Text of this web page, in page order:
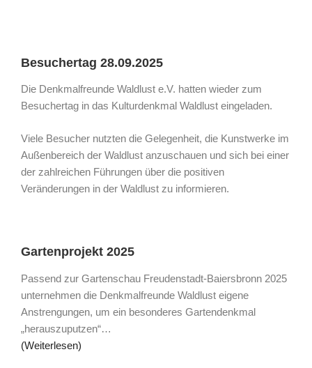
Besuchertag 28.09.2025
Die Denkmalfreunde Waldlust e.V. hatten wieder zum
Besuchertag in das Kulturdenkmal Waldlust eingeladen.
Viele Besucher nutzten die Gelegenheit, die Kunstwerke im
Außenbereich der Waldlust anzuschauen und sich bei einer
der zahlreichen Führungen über die positiven
Veränderungen in der Waldlust zu informieren.
Gartenprojekt 2025
Passend zur Gartenschau Freudenstadt-Baiersbronn 2025
unternehmen die Denkmalfreunde Waldlust eigene
Anstrengungen, um ein besonderes Gartendenkmal
„herauszuputzen“…
(Weiterlesen)